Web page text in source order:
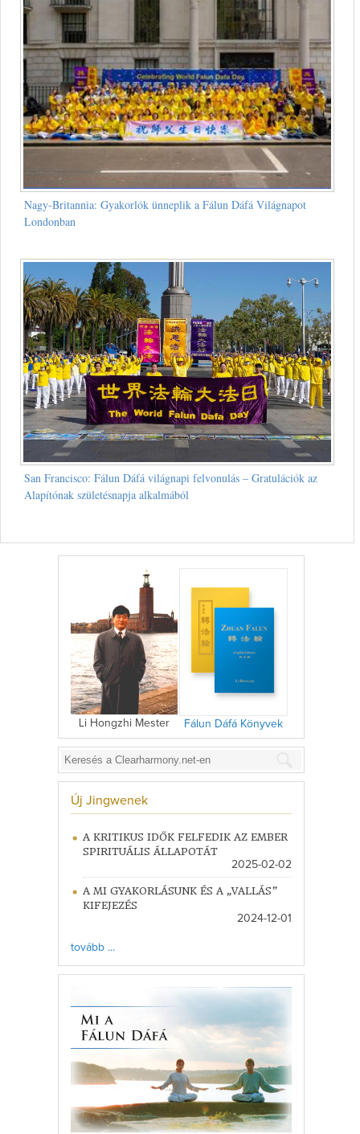
Nagy-Britannia: Gyakorlók ünneplik a Fálun Dáfá Világnapot
Londonban
San Francisco: Fálun Dáfá világnapi felvonulás – Gratulációk az
Alapítónak születésnapja alkalmából
Li Hongzhi Mester Fálun Dáfá Könyvek
Új Jingwenek
A KRITIKUS IDŐK FELFEDIK AZ EMBER
SPIRITUÁLIS ÁLLAPOTÁT
2025-02-02
A MI GYAKORLÁSUNK ÉS A „VALLÁS”
KIFEJEZÉS
2024-12-01
tovább ...